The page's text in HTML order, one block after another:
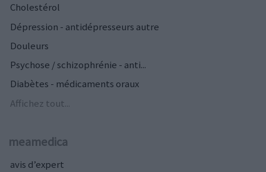
Cholestérol
Dépression - antidépresseurs autre
Douleurs
Psychose / schizophrénie - anti...
Diabètes - médicaments oraux
Affichez tout...
meamedica
avis d’expert